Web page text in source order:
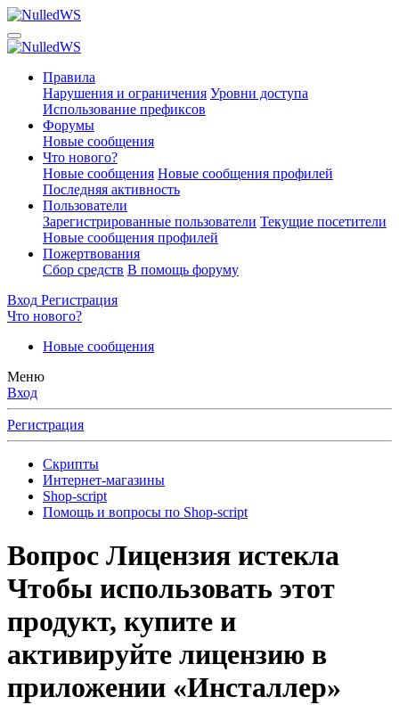
Правила
Нарушения и ограничения Уровни доступа
Использование префиксов
Форумы
Новые сообщения
Что нового?
Новые сообщения Новые сообщения профилей
Последняя активность
Пользователи
Зарегистрированные пользователи Текущие посетители
Новые сообщения профилей
Пожертвования
Сбор средств В помощь форуму
Вход Регистрация
Что нового?
Новые сообщения
Меню
Вход
Регистрация
Скрипты
Интернет-магазины
Shop-script
Помощь и вопросы по Shop-script
Вопрос Лицензия истекла
Чтобы использовать этот
продукт, купите и
активируйте лицензию в
приложении «Инсталлер»